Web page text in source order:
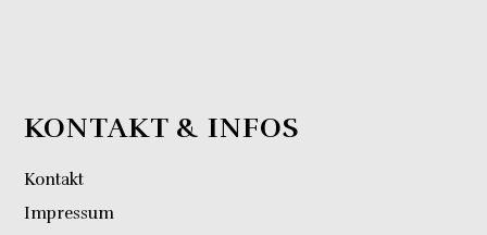
KONTAKT & INFOS
Kontakt
Impressum